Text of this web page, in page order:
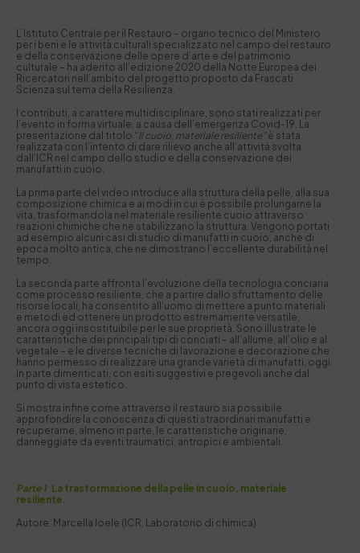
L’Istituto Centrale per il Restauro – organo tecnico del Ministero
per i beni e le attività culturali specializzato nel campo del restauro
e della conservazione delle opere d’arte e del patrimonio
culturale – ha aderito all’edizione 2020 della Notte Europea dei
Ricercatori nell’ambito del progetto proposto da Frascati
Scienza sul tema della Resilienza.
I contributi, a carattere multidisciplinare, sono stati realizzati per
l’evento in forma virtuale, a causa dell’emergenza Covid-19. La
presentazione dal titolo “Il cuoio, materiale resiliente”è stata
realizzata con l’intento di dare rilievo anche all’attività svolta
dall’ICR nel campo dello studio e della conservazione dei
manufatti in cuoio.
La prima parte del video introduce alla struttura della pelle, alla sua
composizione chimica e ai modi in cui è possibile prolungarne la
vita, trasformandola nel materiale resiliente cuoio attraverso
reazioni chimiche che ne stabilizzano la struttura. Vengono portati
ad esempio alcuni casi di studio di manufatti in cuoio, anche di
epoca molto antica, che ne dimostrano l’eccellente durabilità nel
tempo.
La seconda parte affronta l’evoluzione della tecnologia conciaria
come processo resiliente, che a partire dallo sfruttamento delle
risorse locali, ha consentito all’uomo di mettere a punto materiali
e metodi ed ottenere un prodotto estremamente versatile,
ancora oggi insostituibile per le sue proprietà. Sono illustrate le
caratteristiche dei principali tipi di conciati – all’allume, all’olio e al
vegetale – e le diverse tecniche di lavorazione e decorazione che
hanno permesso di realizzare una grande varietà di manufatti, oggi
in parte dimenticati, con esiti suggestivi e pregevoli anche dal
punto di vista estetico.
Si mostra infine come attraverso il restauro sia possibile
approfondire la conoscenza di questi straordinari manufatti e
recuperarne, almeno in parte, le caratteristiche originarie,
danneggiate da eventi traumatici, antropici e ambientali.
Parte 1La trasformazione della pelle in cuoio, materiale
resiliente.
Autore: Marcella Ioele (ICR, Laboratorio di chimica)